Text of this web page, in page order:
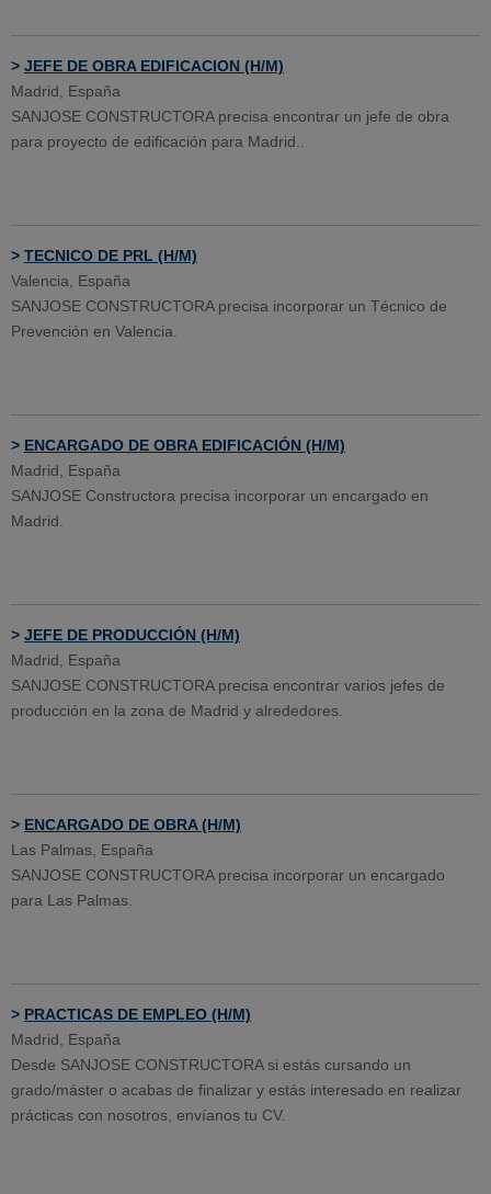
> JEFE DE OBRA EDIFICACION (H/M)
Madrid, España
SANJOSE CONSTRUCTORA precisa encontrar un jefe de obra
para proyecto de edificación para Madrid..
> TECNICO DE PRL (H/M)
Valencia, España
SANJOSE CONSTRUCTORA precisa incorporar un Técnico de
Prevención en Valencia.
> ENCARGADO DE OBRA EDIFICACIÓN (H/M)
Madrid, España
SANJOSE Constructora precisa incorporar un encargado en
Madrid.
> JEFE DE PRODUCCIÓN (H/M)
Madrid, España
SANJOSE CONSTRUCTORA precisa encontrar varios jefes de
producción en la zona de Madrid y alrededores.
> ENCARGADO DE OBRA (H/M)
Las Palmas, España
SANJOSE CONSTRUCTORA precisa incorporar un encargado
para Las Palmas.
> PRACTICAS DE EMPLEO (H/M)
Madrid, España
Desde SANJOSE CONSTRUCTORA si estás cursando un
grado/máster o acabas de finalizar y estás interesado en realizar
prácticas con nosotros, envíanos tu CV.